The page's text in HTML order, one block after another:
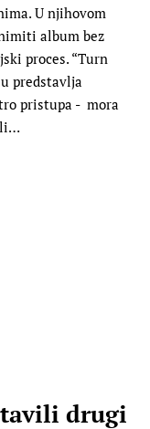
U njihovom
album bez
proces. “Turn
predstavlja
pristupa - mora
drugi